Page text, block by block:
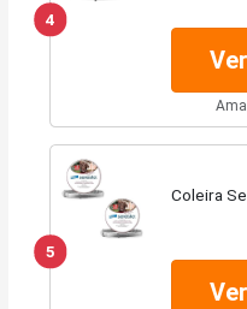
4
5
Coleira